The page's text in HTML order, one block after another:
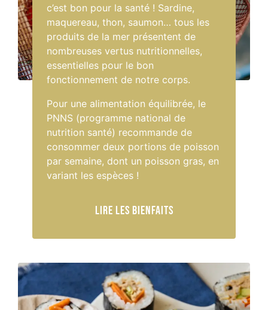
c’est bon pour la santé ! Sardine,
maquereau, thon, saumon… tous les
produits de la mer présentent de
nombreuses vertus nutritionnelles,
essentielles pour le bon
fonctionnement de notre corps.
Pour une alimentation équilibrée, le
PNNS (programme national de
nutrition santé) recommande de
consommer deux portions de poisson
par semaine, dont un poisson gras, en
variant les espèces !
Lire les bienfaits